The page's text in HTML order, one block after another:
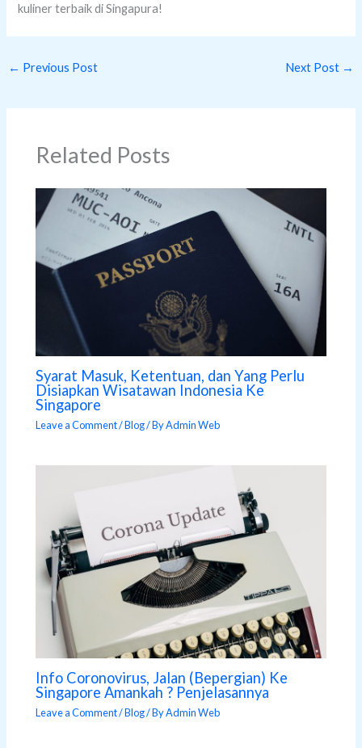
kuliner terbaik di Singapura!
← Previous Post Next Post →
Related Posts
Syarat Masuk, Ketentuan, dan Yang Perlu
Disiapkan Wisatawan Indonesia Ke
Singapore
Leave a Comment/Blog/ ByAdmin Web
Info Coronovirus, Jalan (Bepergian) Ke
Singapore Amankah ? Penjelasannya
Leave a Comment/Blog/ ByAdmin Web